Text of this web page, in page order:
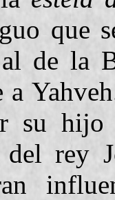
que
de la
a
su
del rey